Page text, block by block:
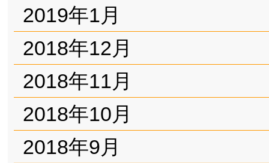
2019年1月
2018年12月
2018年11月
2018年10月
2018年9月